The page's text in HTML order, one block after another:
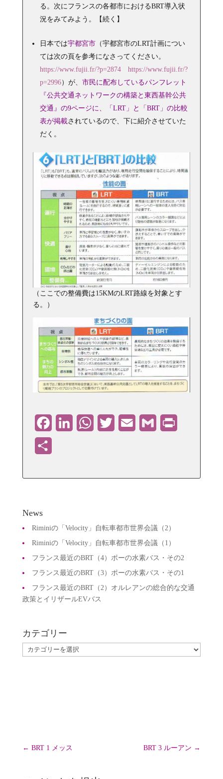
る。次にフランスの各都市におけるBRT導入状
況をみてみよう。【続く】
日本では宇都宮市（宇都宮市のLRT計画につい
ては次の頁を参考になさってください。
https://www.fujii.fr/?p=2874
https://www.fujii.fr/?
p=2996）が、市民に配布しているパンフレット
『公共交通ネットワークの構築と東西基幹公共
交通』の9ページに、「LRT」と「BRT」の比較
表が掲載されているので、下に紹介させていた
だく。
（ここでの整備費は15KMのLRT路線を対象とす
る。）
FacebookLinkedInWhatsApp
Twitter Email Gmail
News
Riminiの「Velocity」自転車都市世界会議（2）
Riminiの「Velocity」自転車都市世界会議（1）
フランス最近のBRT（4）ポーの水素バス・その2
フランス最近のBRT（3）ポーの水素バス・その1
フランス最近のBRT（2）オルレアンの総合的な交通
政策とイリザールEVバス
カテゴリー
カ
← BRT 1 メッス BRT 3 ルーアン →